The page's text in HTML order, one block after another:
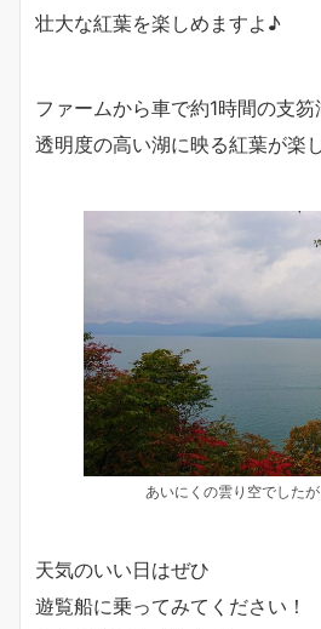
壮大な紅葉を楽しめますよ♪
ファームから車で約1時間の支笏
透明度の高い湖に映る紅葉が楽
あいにくの雲り空でした
天気のいい日はぜひ
遊覧船に乗ってみてください！